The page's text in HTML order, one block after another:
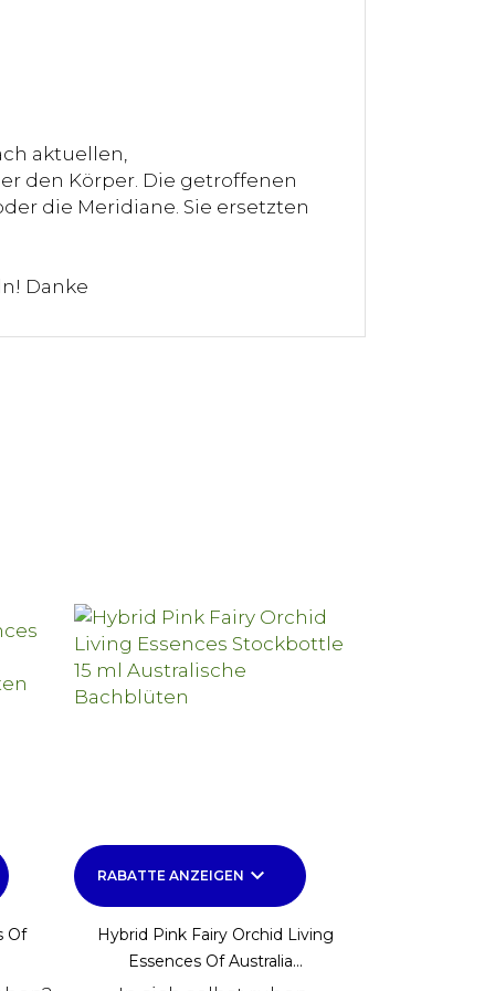
aktuellen,
den Körper. Die getroffenen
die Meridiane. Sie ersetzten
Danke
Of
RABATTE ANZEIGEN keyboard_arrow_down
Hybrid Pink Fairy Orchid Living
Essences Of Australia...